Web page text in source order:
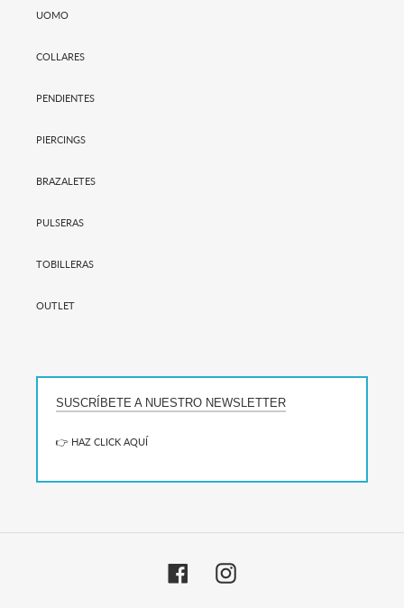
UOMO
COLLARES
PENDIENTES
PIERCINGS
BRAZALETES
PULSERAS
TOBILLERAS
OUTLET
SUSCRÍBETE A NUESTRO NEWSLETTER
👉 HAZ CLICK AQUÍ
FacebookInstagram